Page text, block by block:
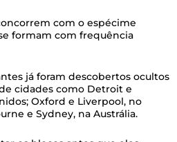
com o espécime
formam com frequência
já foram descobertos ocultos
cidades como Detroit e
Oxford e Liverpool, no
e Sydney, na Austrália.